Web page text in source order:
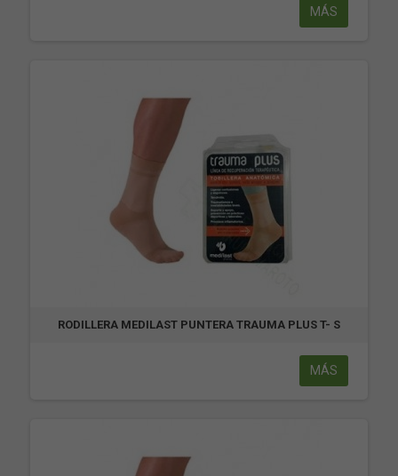
MÁS
RODILLERA MEDILAST PUNTERA TRAUMA PLUS T- S
MÁS